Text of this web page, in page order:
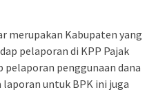
merupakan Kabupaten yang
pelaporan di KPP Pajak
penggunaan dana
laporan untuk BPK ini juga